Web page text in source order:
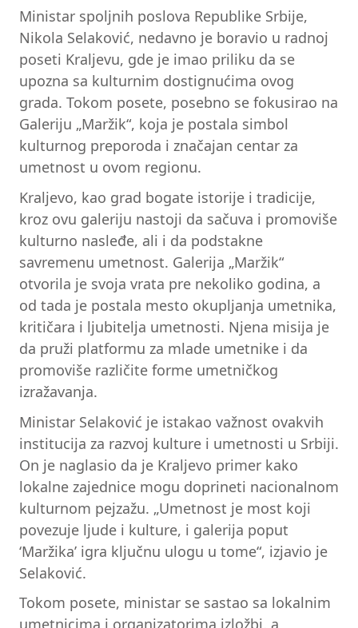
Ministar spoljnih poslova Republike Srbije,
Nikola Selaković, nedavno je boravio u radnoj
poseti Kraljevu, gde je imao priliku da se
upozna sa kulturnim dostignućima ovog
grada. Tokom posete, posebno se fokusirao na
Galeriju „Maržik“, koja je postala simbol
kulturnog preporoda i značajan centar za
umetnost u ovom regionu.
Kraljevo, kao grad bogate istorije i tradicije,
kroz ovu galeriju nastoji da sačuva i promoviše
kulturno nasleđe, ali i da podstakne
savremenu umetnost. Galerija „Maržik“
otvorila je svoja vrata pre nekoliko godina, a
od tada je postala mesto okupljanja umetnika,
kritičara i ljubitelja umetnosti. Njena misija je
da pruži platformu za mlade umetnike i da
promoviše različite forme umetničkog
izražavanja.
Ministar Selaković je istakao važnost ovakvih
institucija za razvoj kulture i umetnosti u Srbiji.
On je naglasio da je Kraljevo primer kako
lokalne zajednice mogu doprineti nacionalnom
kulturnom pejzažu. „Umetnost je most koji
povezuje ljude i kulture, i galerija poput
‘Maržika’ igra ključnu ulogu u tome“, izjavio je
Selaković.
Tokom posete, ministar se sastao sa lokalnim